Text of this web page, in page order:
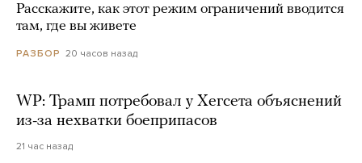
Расскажите, как этот режим ограничений вводится
там, где вы живете
РАЗБОР 20 часов назад
WP: Трамп потребовал у Хегсета объяснений
из-за нехватки боеприпасов
21 час назад